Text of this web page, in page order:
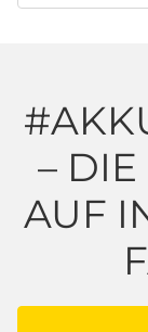
– DIE
AUF